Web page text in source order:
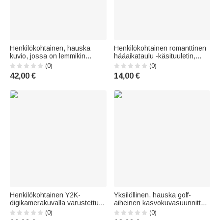
Henkilökohtainen, hauska
kuvio, jossa on lemmikin
kasvot, pehmeä pitkähihainen
kotipyjamasetti nimellä –
kotivaatteet ja
lemmikkieläinten ystäville ja
(0)
42,00 €
Henkilökohtainen romanttinen
hääaikataulu -käsituuletin,
jossa on nimi ja rusetti –
häälahjat morsiusneidoille ja
morsiamelle
(0)
14,00 €
Henkilökohtainen Y2K-
digikamerakuvalla varustettu
jääkaappimagneetti – hauska
sisustustuote, syntymäpäivä-
(0)
Yksilöllinen, hauska golf-
aiheinen kasvokuvasuunnittelu
– hengittävä stringi- ja
bokserialusvaatesetti –
(0)